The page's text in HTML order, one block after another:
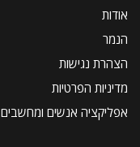
אודות
הנמר
הצהרת נגישות
מדיניות הפרטיות
אפליקציה אנשים ומחשבים